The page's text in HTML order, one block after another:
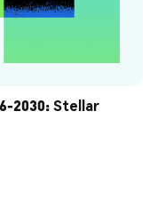
2030: Stellar